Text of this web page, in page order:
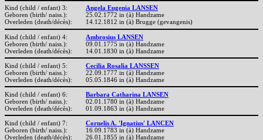
Kind (child / enfant) 3:
Angela Eugenia LANSEN
Geboren (birth/ naiss.):
25.02.1772 in (à) Handzame
Overleden (death/décès):
14.12.1812 in (à) Brugge (gevangenis)
Kind (child / enfant) 4:
Ambrosius LANSEN
Geboren (birth/ naiss.):
09.01.1775 in (à) Handzame
Overleden (death/décès):
14.01.1830 in (à) Handzame
Kind (child / enfant) 5:
Cecilia Rosalia LANSSEN
Geboren (birth/ naiss.):
22.09.1777 in (à) Handzame
Overleden (death/décès):
05.05.1846 in (à) Handzame
Kind (child / enfant) 6:
Barbara Catharina LANSEN
Geboren (birth/ naiss.):
02.01.1780 in (à) Handzame
Overleden (death/décès):
01.09.1863 in (à) Handzame
Kind (child / enfant) 7:
Cornelis A. 'Ignatius' LANCEN
Geboren (birth/ naiss.):
16.09.1783 in (à) Handzame
Overleden (death/décès):
26.01.1855 in (à) Handzame